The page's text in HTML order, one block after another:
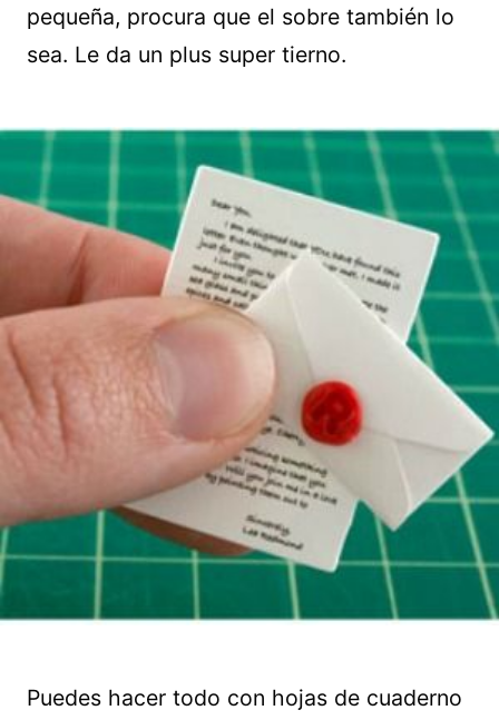
pequeña, procura que el sobre también lo
sea. Le da un plus super tierno.
Puedes hacer todo con hojas de cuaderno